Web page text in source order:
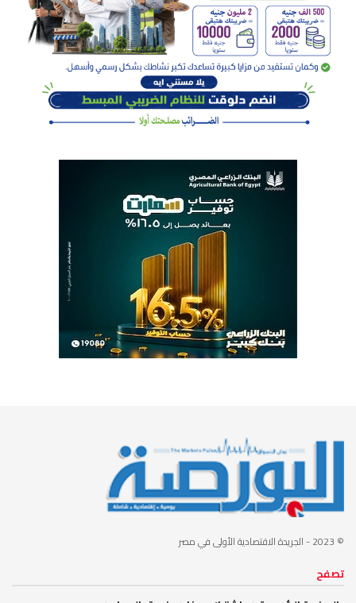
© 2023 - الجريدة الاقتصادية الأولى في مصر
تصفح